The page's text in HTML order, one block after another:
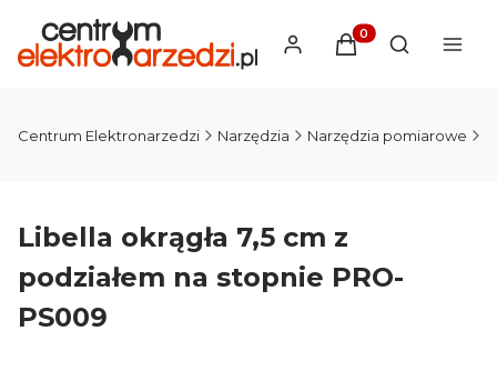
Produkty w
Otwórz
Centrum Elektronarzedzi Narzędzia Narzędzia pomiarowe
Libella okrągła 7,5 cm z
podziałem na stopnie PRO-
PS009